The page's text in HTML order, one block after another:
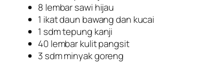
8 lembar sawi hijau
1 ikat daun bawang dan kucai
1 sdm tepung kanji
40 lembar kulit pangsit
3 sdm minyak goreng